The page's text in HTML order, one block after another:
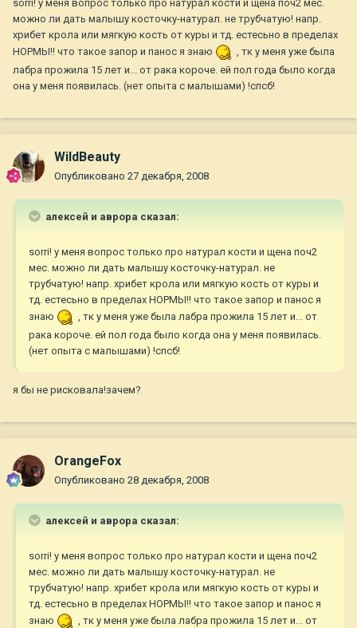
sorri! у меня вопрос только про натурал кости и щена поч2 мес.
можно ли дать малышу косточку-натурал. не трубчатую! напр.
хрибет крола или мягкую кость от куры и тд. естесьно в пределах
НОРМЫ!! что такое запор и панос я знаю
, тк у меня уже была
лабра прожила 15 лет и... от рака короче. ей пол года было когда
она у меня появилась. (нет опыта с малышами) !спсб!
WildBeauty
Опубликовано 27 декабря, 2008
алексей и аврора сказал:
sorri! у меня вопрос только про натурал кости и щена поч2
мес. можно ли дать малышу косточку-натурал. не
трубчатую! напр. хрибет крола или мягкую кость от куры и
тд. естесьно в пределах НОРМЫ!! что такое запор и панос я
знаю
, тк у меня уже была лабра прожила 15 лет и... от
рака короче. ей пол года было когда она у меня появилась.
(нет опыта с малышами) !спсб!
я бы не рисковала!зачем?
OrangeFox
Опубликовано 28 декабря, 2008
алексей и аврора сказал:
sorri! у меня вопрос только про натурал кости и щена поч2
мес. можно ли дать малышу косточку-натурал. не
трубчатую! напр. хрибет крола или мягкую кость от куры и
тд. естесьно в пределах НОРМЫ!! что такое запор и панос я
знаю
, тк у меня уже была лабра прожила 15 лет и... от